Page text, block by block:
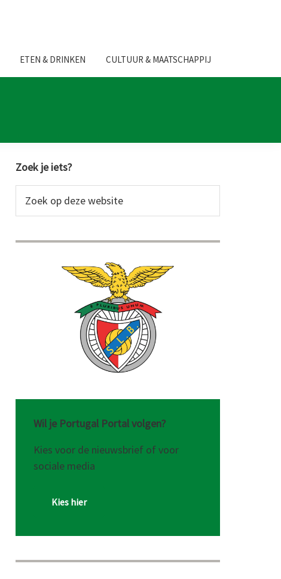
ETEN & DRINKEN CULTUUR & MAATSCHAPPIJ
Primaire
Sidebar
Zoek je iets?
op
website
Wil je Portugal Portal volgen?
Kies voor de nieuwsbrief of voor
sociale media
Kies hier